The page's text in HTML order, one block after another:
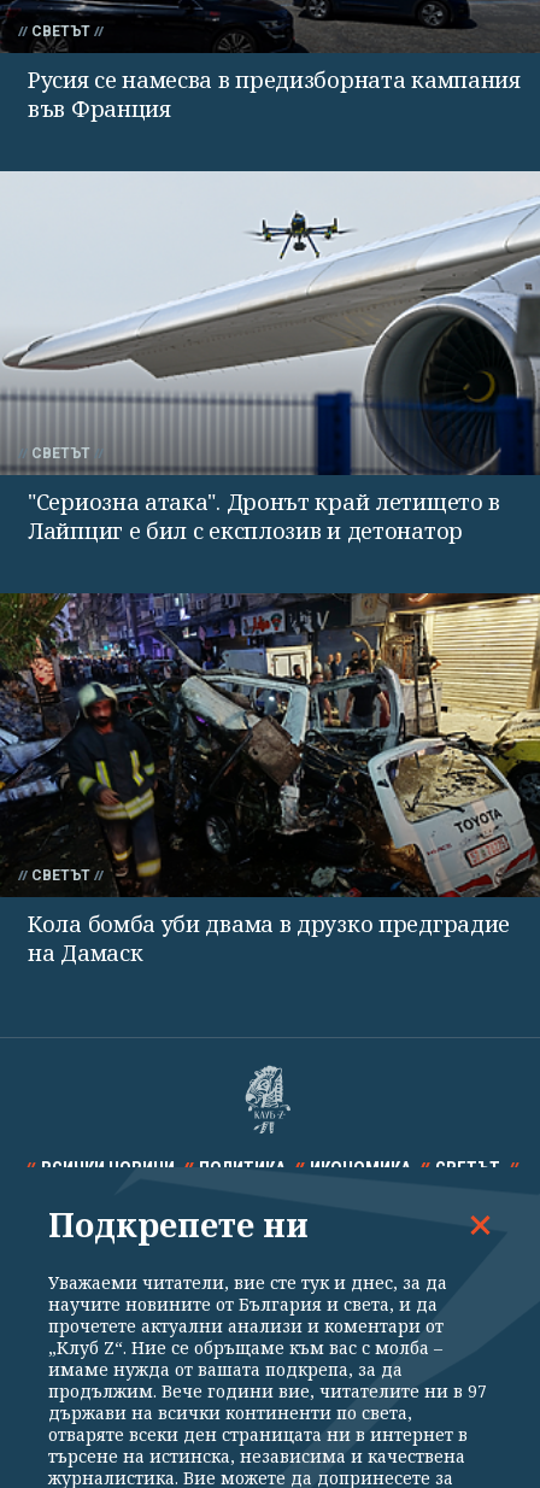
СВЕТЪТ
Русия се намесва в предизборната кампания
във Франция
СВЕТЪТ
"Сериозна атака". Дронът край летището в
Лайпциг е бил с експлозив и детонатор
СВЕТЪТ
Кола бомба уби двама в друзко предградие
на Дамаск
ВСИЧКИ НОВИНИ ПОЛИТИКА ИКОНОМИКА СВЕТЪТ
СПОРТ КУЛТУРА ТЕХНОЛОГИИ КАЛЕЙДОСКОП
Общи условия
Политика за поверителност
Реклама
Партньори Контакти
За Клуб Z
Екип
Подкрепете ни
Подкрепете ни
Уважаеми читатели, вие сте тук и днес, за да
научите новините от България и света, и да
прочетете актуални анализи и коментари от
„Клуб Z“. Ние се обръщаме към вас с молба –
имаме нужда от вашата подкрепа, за да
продължим. Вече години вие, читателите ни в 97
държави на всички континенти по света,
отваряте всеки ден страницата ни в интернет в
търсене на истинска, независима и качествена
журналистика. Вие можете да допринесете за